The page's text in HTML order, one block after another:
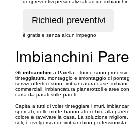
è gratis e senza alcun impegno
Imbianchini
Gli imbianchini a Parella - Torino sono
tinteggiatura, montaggio e smontaggio di
servizi offerti ci sono: imbiancatura case,
commerciali, imbiancatura pianerottoli e aree
carta da parati sulle pareti.
Capita a tutti di voler tinteggiare i muri,
sporcati, delle muffe hanno attecchito alla
colore e ravvivare la casa. La soluzione
soli, è rivolgersi a un imbianchino professionista.